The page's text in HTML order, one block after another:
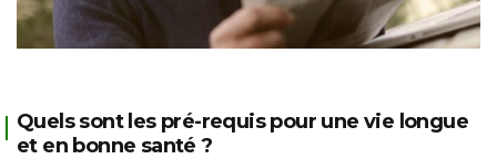
Quels sont les pré-requis pour une vie longue
et en bonne santé ?